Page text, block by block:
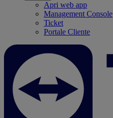
Apri web app
Management Console
Ticket
Portale Cliente